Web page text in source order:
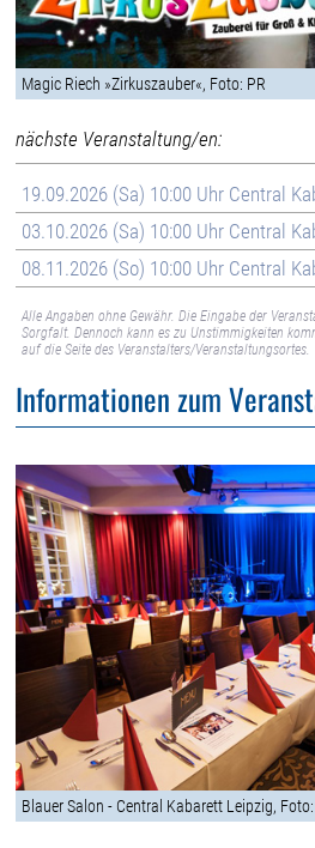
Magic Riech »Zirkuszauber«, Foto: PR
nächste Veranstaltung/en:
19.09.2026 (Sa) 10:00 Uhr Central
03.10.2026 (Sa) 10:00 Uhr Central
08.11.2026 (So) 10:00 Uhr Central
Alle Angaben ohne Gewähr. Die Eingabe der
Sorgfalt. Dennoch kann es zu Unstimmigkeiten
auf die Seite des Veranstalters/Veranstaltungsortes.
Informationen zum
Blauer Salon - Central Kabarett Leipzig,